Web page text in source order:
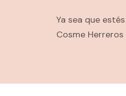
Ya sea que
Cosme